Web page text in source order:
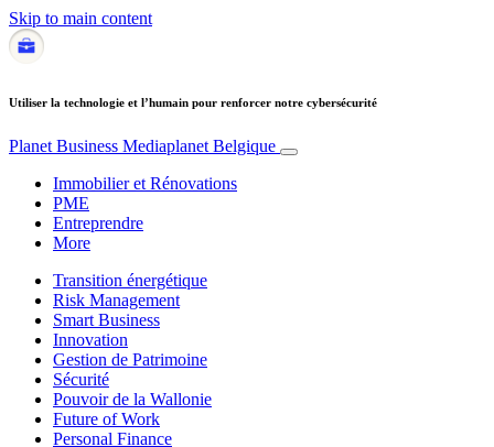
Skip to main content
Utiliser la technologie et l’humain pour renforcer notre cybersécurité
Planet Business Mediaplanet Belgique
Immobilier et Rénovations
PME
Entreprendre
More
Transition énergétique
Risk Management
Smart Business
Innovation
Gestion de Patrimoine
Sécurité
Pouvoir de la Wallonie
Future of Work
Personal Finance